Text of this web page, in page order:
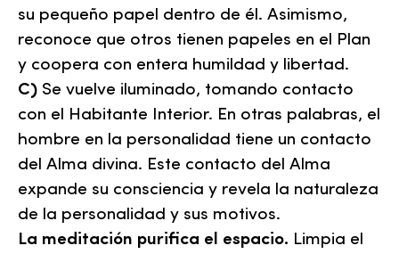
su pequeño papel dentro de él. Asimismo,
reconoce que otros tienen papeles en el Plan
y coopera con entera humildad y libertad.
C) Se vuelve iluminado, tomando contacto
con el Habitante Interior. En otras palabras, el
hombre en la personalidad tiene un contacto
del Alma divina. Este contacto del Alma
expande su consciencia y revela la naturaleza
de la personalidad y sus motivos.
La meditación purifica el espacio. Limpia el